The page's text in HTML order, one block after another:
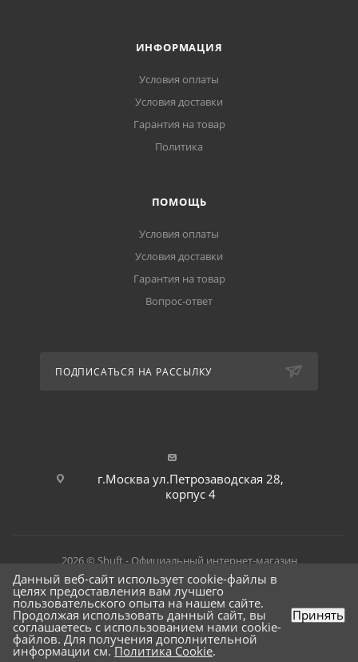
ИНФОРМАЦИЯ
Условия оплаты
Условия доставки
Гарантия на товар
Политика
ПОМОЩЬ
Условия оплаты
Условия доставки
Гарантия на товар
Вопрос-ответ
ПОДПИСАТЬСЯ НА РАССЫЛКУ
г.Москва ул.Петрозаводская 28,
корпус 4
2026 © Shuft - Официальный интернет-магазин
Данный веб-сайт использует cookie-файлы в
целях предоставления вам лучшего
пользовательского опыта на нашем сайте.
Продолжая использовать данный сайт, вы
соглашаетесь с использованием нами cookie-
файлов. Для получения дополнительной
информации см.Политика Cookie.
Принять